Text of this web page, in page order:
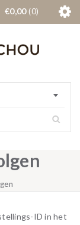
€0,00 0
ID in het